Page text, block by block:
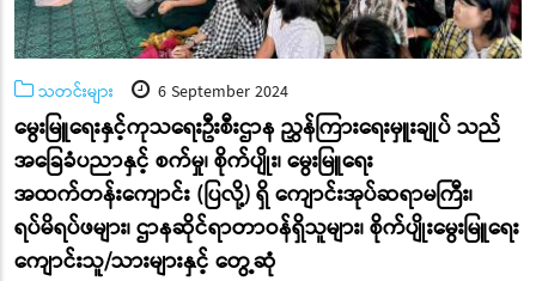
သတင်းများ 6 September 2024
မွေးမြူရေးနှင့်ကုသရေးဦးစီးဌာန ညွှန်ကြားရေးမှူးချုပ် သည်
အခြေခံပညာနှင့် စက်မှု၊ စိုက်ပျိုး၊ မွေးမြူရေး
အထက်တန်းကျောင်း (ပြလို့) ရှိ ကျောင်းအုပ်ဆရာမကြီး၊
ရပ်မိရပ်ဖများ၊ ဌာနဆိုင်ရာတာဝန်ရှိသူများ၊ စိုက်ပျိုးမွေးမြူရေး
ကျောင်းသူ/သားများနှင့် တွေ့ဆုံ